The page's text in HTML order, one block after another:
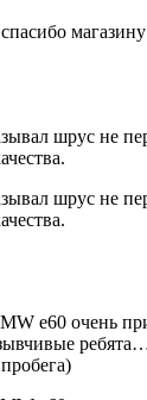
шрус не
шрус не
e60 очень